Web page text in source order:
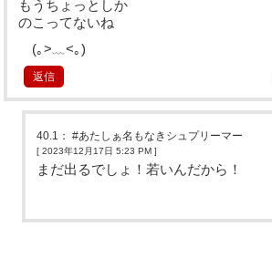
もうちょっとしか
のこってないね
(｡>﹏<｡)
返信
40.1 ：#あたしぁ名もなきシュプリーマー
[ 2023年12月17日 5:23 PM ]
まだ出るでしょ！若いんだから！